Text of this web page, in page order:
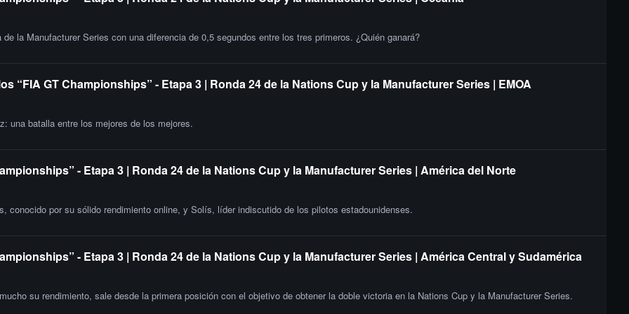
la Manufacturer Series con una diferencia de 0,5 segundos entre los tres primeros. ¿Quién ganará?
“FIA GT Championships” - Etapa 3 | Ronda 24 de la Nations Cup y la Manufacturer Series | EMOA
una batalla entre los mejores de los mejores.
- Etapa 3 | Ronda 24 de la Nations Cup y la Manufacturer Series | América del Norte
conocido por su sólido rendimiento online, y Solís, líder indiscutido de los pilotos estadounidenses.
- Etapa 3 | Ronda 24 de la Nations Cup y la Manufacturer Series | América Central y Sudamérica
su rendimiento, sale desde la primera posición con el objetivo de obtener la doble victoria en la Nations Cup y la Manufacturer Series.